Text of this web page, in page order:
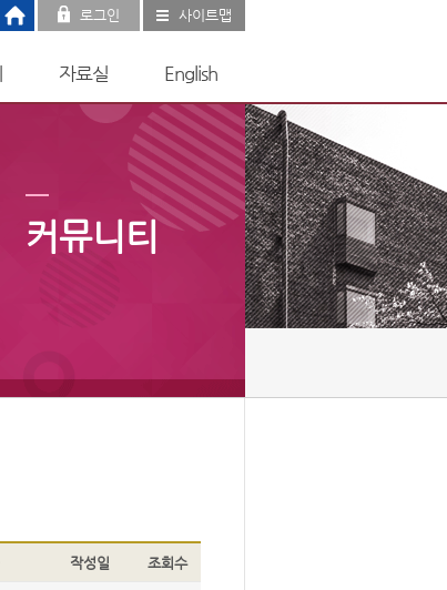
로그인 사이트맵
자료실 English
커뮤니티
작성일 조회수